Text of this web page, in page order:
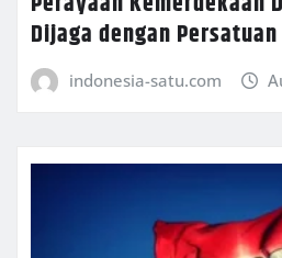
Dijaga dengan Persatuan
indonesia-satu.com